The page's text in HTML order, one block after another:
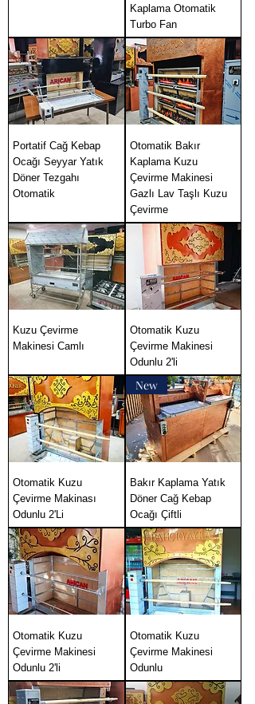
Kaplama Otomatik
Turbo Fan
Portatif Cağ Kebap
Ocağı Seyyar Yatık
Döner Tezgahı
Otomatik
Otomatik Bakır
Kaplama Kuzu
Çevirme Makinesi
Gazlı Lav Taşlı Kuzu
Çevirme
Kuzu Çevirme
Makinesi Camlı
Otomatik Kuzu
Çevirme Makinesi
Odunlu 2'li
Otomatik Kuzu
Çevirme Makinası
Odunlu 2'Li
New
Bakır Kaplama Yatık
Döner Cağ Kebap
Ocağı Çiftli
Otomatik Kuzu
Çevirme Makinesi
Odunlu 2'li
Otomatik Kuzu
Çevirme Makinesi
Odunlu